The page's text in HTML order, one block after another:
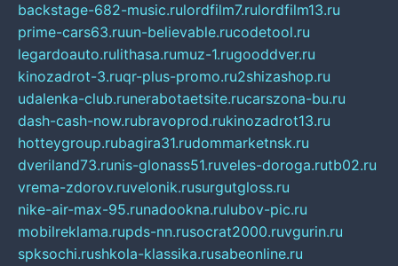
backstage-682-music.rulordfilm7.rulordfilm13.ru
prime-cars63.ruun-believable.rucodetool.ru
legardoauto.rulithasa.rumuz-1.rugooddver.ru
kinozadrot-3.ruqr-plus-promo.ru2shizashop.ru
udalenka-club.runerabotaetsite.rucarszona-bu.ru
dash-cash-now.rubravoprod.rukinozadrot13.ru
hotteygroup.rubagira31.rudommarketnsk.ru
dveriland73.runis-glonass51.ruveles-doroga.rutb02.ru
vrema-zdorov.ruvelonik.rusurgutgloss.ru
nike-air-max-95.runadookna.rulubov-pic.ru
mobilreklama.rupds-nn.rusocrat2000.ruvgurin.ru
spksochi.rushkola-klassika.rusabeonline.ru